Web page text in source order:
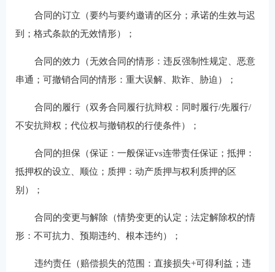
合同的订立（要约与要约邀请的区分；承诺的生效与迟
到；格式条款的无效情形）；
合同的效力（无效合同的情形：违反强制性规定、恶意
串通；可撤销合同的情形：重大误解、欺诈、胁迫）；
合同的履行（双务合同履行抗辩权：同时履行/先履行/
不安抗辩权；代位权与撤销权的行使条件）；
合同的担保（保证：一般保证vs连带责任保证；抵押：
抵押权的设立、顺位；质押：动产质押与权利质押的区
别）；
合同的变更与解除（情势变更的认定；法定解除权的情
形：不可抗力、预期违约、根本违约）；
违约责任（赔偿损失的范围：直接损失+可得利益；违